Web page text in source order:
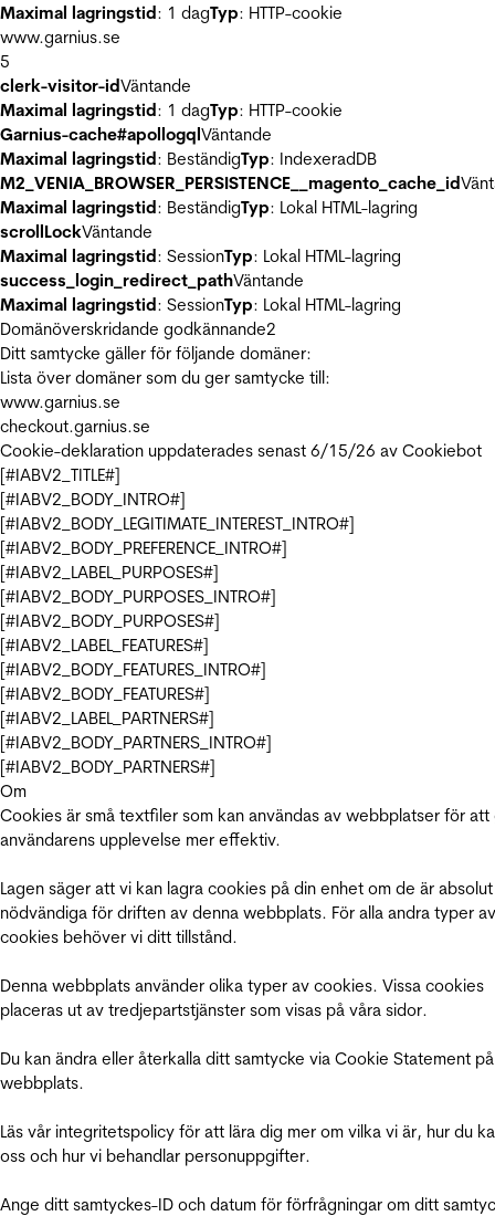
Maximal lagringstid: 1 dagTyp: HTTP-cookie
www.garnius.se
5
clerk-visitor-idVäntande
Maximal lagringstid: 1 dagTyp: HTTP-cookie
Garnius-cache#apollogqlVäntande
Maximal lagringstid: BeständigTyp: IndexeradDB
M2_VENIA_BROWSER_PERSISTENCE__magento_cache_id
Maximal lagringstid: BeständigTyp: Lokal HTML-lagring
scrollLockVäntande
Maximal lagringstid: SessionTyp: Lokal HTML-lagring
success_login_redirect_pathVäntande
Maximal lagringstid: SessionTyp: Lokal HTML-lagring
Domänöverskridande godkännande2
Ditt samtycke gäller för följande domäner:
Lista över domäner som du ger samtycke till:
www.garnius.se
checkout.garnius.se
Cookie-deklaration uppdaterades senast 6/15/26 av Cookiebot
[#IABV2_TITLE#]
[#IABV2_BODY_INTRO#]
[#IABV2_BODY_LEGITIMATE_INTEREST_INTRO#]
[#IABV2_BODY_PREFERENCE_INTRO#]
[#IABV2_LABEL_PURPOSES#]
[#IABV2_BODY_PURPOSES_INTRO#]
[#IABV2_BODY_PURPOSES#]
[#IABV2_LABEL_FEATURES#]
[#IABV2_BODY_FEATURES_INTRO#]
[#IABV2_BODY_FEATURES#]
[#IABV2_LABEL_PARTNERS#]
[#IABV2_BODY_PARTNERS_INTRO#]
[#IABV2_BODY_PARTNERS#]
Om
Cookies är små textfiler som kan användas av webbplatser för att
användarens upplevelse mer effektiv.
Lagen säger att vi kan lagra cookies på din enhet om de är absolut
nödvändiga för driften av denna webbplats. För alla andra typer av
cookies behöver vi ditt tillstånd.
Denna webbplats använder olika typer av cookies. Vissa cookies
placeras ut av tredjepartstjänster som visas på våra sidor.
Du kan ändra eller återkalla ditt samtycke via Cookie Statement
webbplats.
Läs vår integritetspolicy för att lära dig mer om vilka vi är, hur du
oss och hur vi behandlar personuppgifter.
Ange ditt samtyckes-ID och datum för förfrågningar om ditt